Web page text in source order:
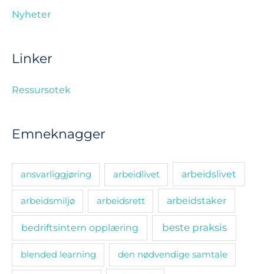
Nyheter
Linker
Ressursotek
Emneknagger
ansvarliggjøring arbeidlivet arbeidslivet
arbeidsmiljø arbeidsrett arbeidstaker
bedriftsintern opplæring beste praksis
blended learning den nødvendige samtale